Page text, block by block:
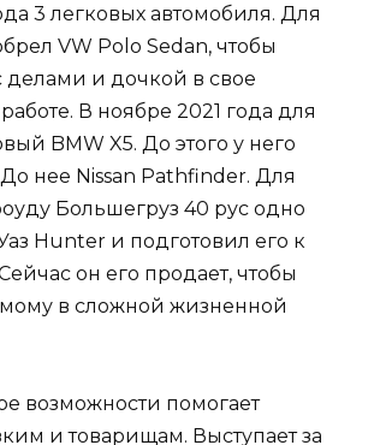
3 легковых автомобиля. Для
VW Polo Sedan, чтобы
делами и дочкой в свое
В ноябре 2021 года для
BMW X5. До этого у него
нее Nissan Pathfinder. Для
Большегруз 40 рус одно
Hunter и подготовил его к
он его продает, чтобы
в сложной жизненной
возможности помогает
и товарищам. Выступает за